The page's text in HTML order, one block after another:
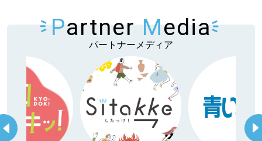
Partner Media
パートナーメディア